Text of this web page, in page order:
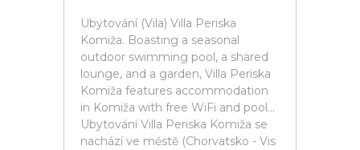
Ubytování (Vila) Villa Periska
Komiža. Boasting a seasonal
outdoor swimming pool, a shared
lounge, and a garden, Villa Periska
Komiža features accommodation
in Komiža with free WiFi and pool...
Ubytování Villa Periska Komiža se
nachází ve městě (Chorvatsko - Vis